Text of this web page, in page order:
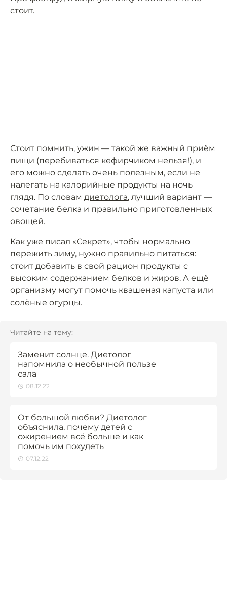
стоит.
Стоит помнить, ужин — такой же важный приём
пищи (перебиваться кефирчиком нельзя!), и
его можно сделать очень полезным, если не
налегать на калорийные продукты на ночь
глядя. По словам диетолога, лучший вариант —
сочетание белка и правильно приготовленных
овощей.
Как уже писал «Секрет», чтобы нормально
пережить зиму, нужно правильно питаться:
стоит добавить в свой рацион продукты с
высоким содержанием белков и жиров. А ещё
организму могут помочь квашеная капуста или
солёные огурцы.
Читайте на тему:
Заменит солнце. Диетолог
напомнила о необычной пользе
сала
08.12.22
От большой любви? Диетолог
объяснила, почему детей с
ожирением всё больше и как
помочь им похудеть
07.12.22